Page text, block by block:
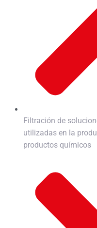
Filtración de
utilizadas en la
productos químicos